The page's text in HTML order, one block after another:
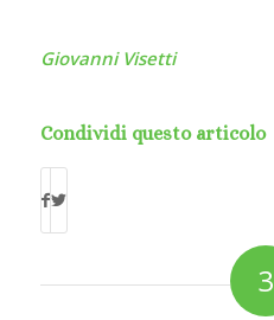
Giovanni Visetti
Condividi questo articolo
3